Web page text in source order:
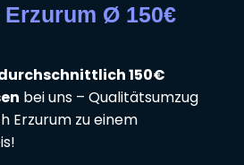
Ø 150€
150€
bei uns – Qualitätsumzug
Erzurum zu einem